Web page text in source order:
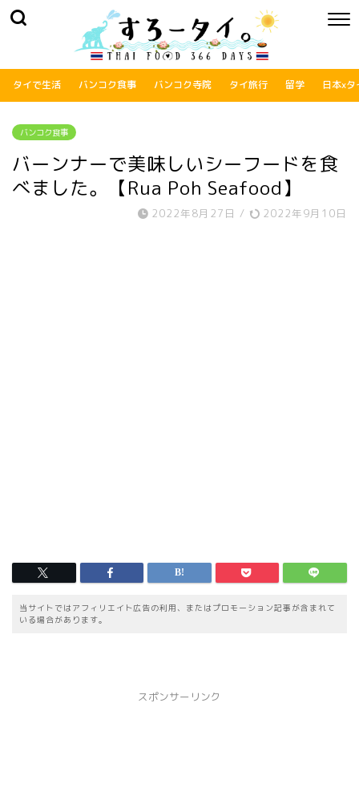
タイで生活 バンコク食事 バンコク寺院 タイ旅行 留学 日本xタ
バンコク食事
バーンナーで美味しいシーフードを食
べました。【Rua Poh Seafood】
2022年8月27日 / 2022年9月10日
当サイトではアフィリエイト広告の利用、またはプロモーション記事が含まれて
いる場合があります。
スポンサーリンク